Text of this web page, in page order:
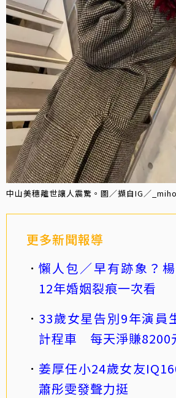
中山美穗離世讓人震驚。圖／擷自IG／
更多新聞報導
懶人包／早有跡象？
12年婚姻裂痕一次看
33歲女星告別9年演員
計程車 每天淨賺8200
姜厚任小24歲女友
蕭彤雯發聲力挺